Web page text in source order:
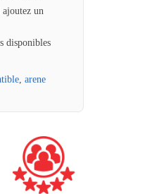
un
disponibles
, arene